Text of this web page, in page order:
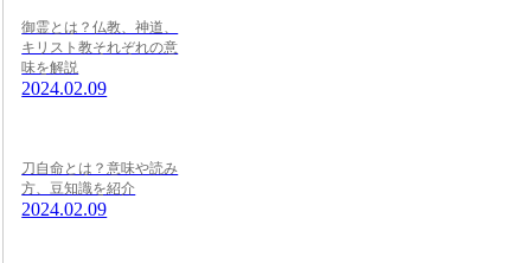
御霊とは？仏教、神道、
キリスト教それぞれの意
味を解説
2024.02.09
刀自命とは？意味や読み
方、豆知識を紹介
2024.02.09